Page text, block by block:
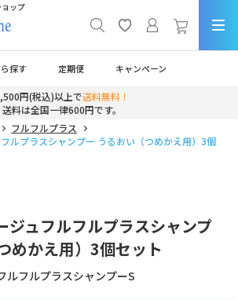
ップ
探す 定期便 キャンペーン
円(税込)以上で送料無料！
送料は全国一律600円です。
フルフルプラス
フルプラスシャンプー うるおい（つめかえ用）3個
ジュフルフルプラスシャンプ
めかえ用）3個セット
ルフルプラスシャンプーS